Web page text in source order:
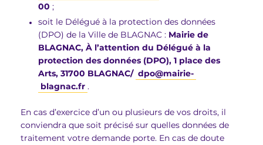
00 ;
soit le Délégué à la protection des données
(DPO) de la Ville de BLAGNAC : Mairie de
BLAGNAC, À l’attention du Délégué à la
protection des données (DPO), 1 place des
Arts, 31700 BLAGNAC/ dpo@mairie-
blagnac.fr .
En cas d’exercice d’un ou plusieurs de vos droits, il
conviendra que soit précisé sur quelles données de
traitement votre demande porte. En cas de doute